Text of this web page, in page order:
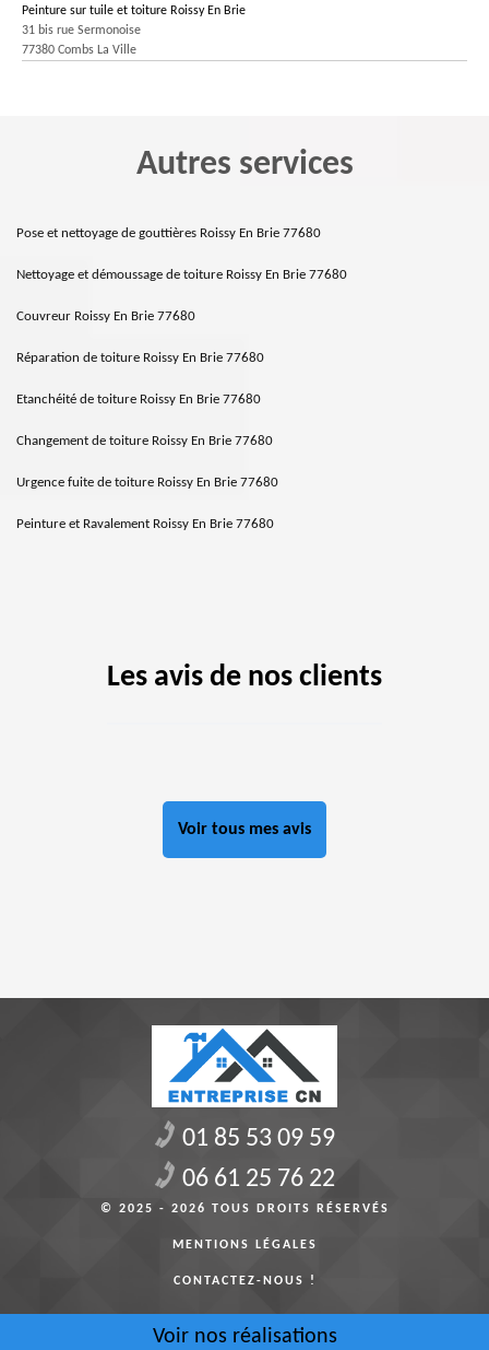
Peinture sur tuile et toiture Roissy En Brie
31 bis rue Sermonoise
77380 Combs La Ville
Autres services
Pose et nettoyage de gouttières Roissy En Brie 77680
Nettoyage et démoussage de toiture Roissy En Brie 77680
Couvreur Roissy En Brie 77680
Réparation de toiture Roissy En Brie 77680
Etanchéité de toiture Roissy En Brie 77680
Changement de toiture Roissy En Brie 77680
Urgence fuite de toiture Roissy En Brie 77680
Peinture et Ravalement Roissy En Brie 77680
Les avis de nos clients
Voir tous mes avis
01 85 53 09 59
06 61 25 76 22
© 2025 - 2026 TOUS DROITS RÉSERVÉS
MENTIONS LÉGALES
CONTACTEZ-NOUS !
Voir nos réalisations